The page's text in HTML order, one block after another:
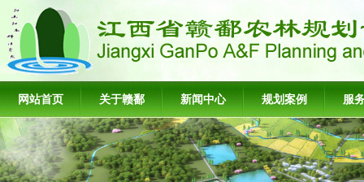
网站首页 关于赣鄱 新闻中心 规划案例 服